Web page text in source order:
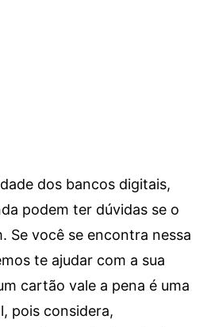
dos bancos digitais,
podem ter dúvidas se o
Se você se encontra nessa
te ajudar com a sua
cartão vale a pena é uma
pois considera,